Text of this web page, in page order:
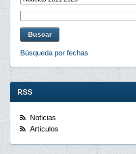
Búsqueda por fechas
RSS
Noticias
Artículos